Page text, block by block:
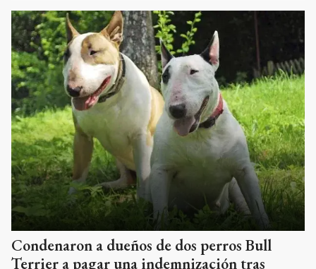
Condenaron a dueños de dos perros Bull
Terrier a pagar una indemnización tras